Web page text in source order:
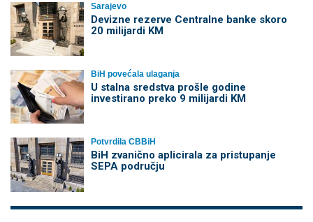
Sarajevo
Devizne rezerve Centralne banke skoro
20 milijardi KM
BiH povećala ulaganja
U stalna sredstva prošle godine
investirano preko 9 milijardi KM
Potvrdila CBBiH
BiH zvanično aplicirala za pristupanje
SEPA području